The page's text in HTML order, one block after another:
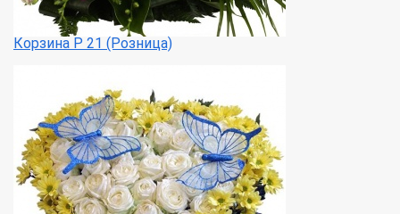
Корзина Р 21 (Розница)